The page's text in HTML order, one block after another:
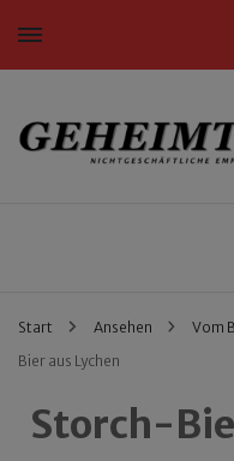
Nichtgeschäftliche
Start Ansehen Vom
Bier aus Lychen
Storch-